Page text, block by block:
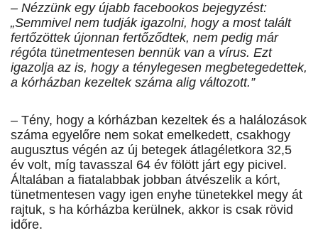
– Nézzünk egy újabb facebookos bejegyzést:
„Semmivel nem tudják igazolni, hogy a most talált
fertőzöttek újonnan fertőződtek, nem pedig már
régóta tünetmentesen bennük van a vírus. Ezt
igazolja az is, hogy a ténylegesen megbetegedettek,
a kórházban kezeltek száma alig változott.”
– Tény, hogy a kórházban kezeltek és a halálozások
száma egyelőre nem sokat emelkedett, csakhogy
augusztus végén az új betegek átlagéletkora 32,5
év volt, míg tavasszal 64 év fölött járt egy picivel.
Általában a fiatalabbak jobban átvészelik a kórt,
tünetmentesen vagy igen enyhe tünetekkel megy át
rajtuk, s ha kórházba kerülnek, akkor is csak rövid
időre.